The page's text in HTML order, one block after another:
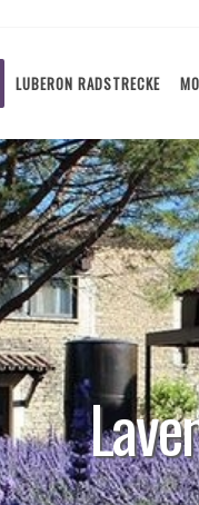
LUBERON RADSTRECKE